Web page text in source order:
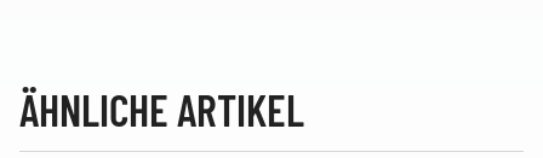
ÄHNLICHE ARTIKEL